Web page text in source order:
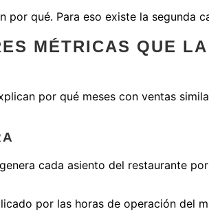
qué. Para eso existe la segunda
MÉTRICAS QUE
por qué meses con ventas
cada asiento del restaurante
por las horas de operación del